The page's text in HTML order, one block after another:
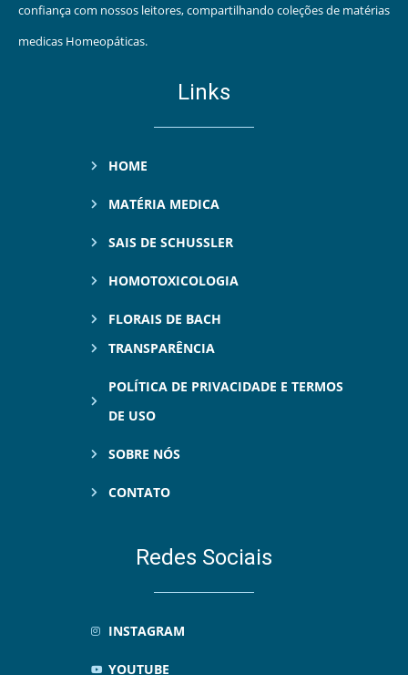
confiança com nossos leitores, compartilhando coleções de matérias
medicas Homeopáticas.
Links
HOME
MATÉRIA MEDICA
SAIS DE SCHUSSLER
HOMOTOXICOLOGIA
FLORAIS DE BACH
TRANSPARÊNCIA
POLÍTICA DE PRIVACIDADE E TERMOS
DE USO
SOBRE NÓS
CONTATO
Redes Sociais
INSTAGRAM
YOUTUBE